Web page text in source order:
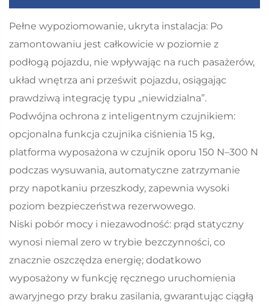
Pełne wypoziomowanie, ukryta instalacja: Po
zamontowaniu jest całkowicie w poziomie z
podłogą pojazdu, nie wpływając na ruch pasażerów,
układ wnętrza ani prześwit pojazdu, osiągając
prawdziwą integrację typu „niewidzialna”.
Podwójna ochrona z inteligentnym czujnikiem:
opcjonalna funkcja czujnika ciśnienia 15 kg,
platforma wyposażona w czujnik oporu 150 N–300 N
podczas wysuwania, automatyczne zatrzymanie
przy napotkaniu przeszkody, zapewnia wysoki
poziom bezpieczeństwa rezerwowego.
Niski pobór mocy i niezawodność: prąd statyczny
wynosi niemal zero w trybie bezczynności, co
znacznie oszczędza energię; dodatkowo
wyposażony w funkcję ręcznego uruchomienia
awaryjnego przy braku zasilania, gwarantując ciągłą